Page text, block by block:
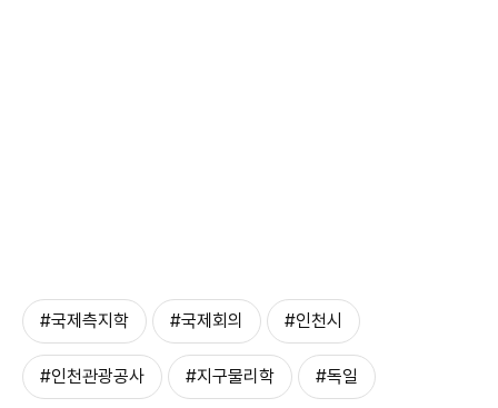
#국제측지학 #국제회의 #인천시
#인천관광공사 #지구물리학 #독일